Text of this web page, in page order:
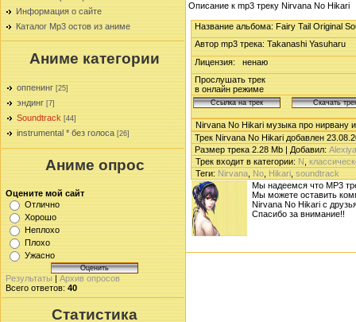
Информация о сайте
Каталог Mp3 остов из аниме
Аниме категории
оппенинг [25]
эндинг [7]
Soundtrack [44]
instrumental * без голоса [26]
Аниме опрос
Оцените мой сайт
Отлично
Хорошо
Неплохо
Плохо
Ужасно
Результаты | Архив опросов
Всего ответов: 40
Статистика
Описание к mp3 треку Nirvana No Hikari
Название альбома: Fairy Tail Original
Автор mp3 трека: Takanashi Yasuharu
Лицензия: ненаю
Прослушать трек
в онлайн режиме
Nirvana No Hikari музыка про нирвану
Трек Nirvana No Hikari добавлен
Размер трека 2.28 Mb | Добавил: Alexiya
Трек входит в категории: N
Теги: Nirvana, No, Hikari, soundtrack
Мы надеемся что MP3
Мы можете оставить
Nirvana No Hikari с
Спасибо за внимание!!